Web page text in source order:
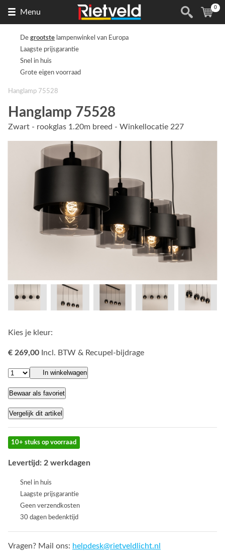
Menu
de
(
0
De grootste lampenwinkel van Europa
Laagste prijsgarantie
Snel in huis
Grote eigen voorraad
Hanglamp 75528
Hanglamp 75528
Zwart - rookglas 1.20m breed - Winkellocatie 227
Kies je kleur:
€ 269,00 Incl. BTW & Recupel-bijdrage
In winkelwagen
Bewaar als favoriet
Vergelijk dit artikel
10+ stuks op voorraad
Levertijd: 2 werkdagen
Snel in huis
Laagste prijsgarantie
Geen verzendkosten
30 dagen bedenktijd
Vragen? Mail ons: helpdesk@rietveldlicht.nl